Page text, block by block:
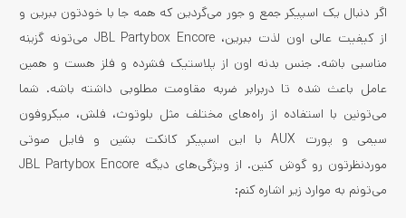
اگر دنبال یک اسپیکر جمع و جور می‌گردین که همه جا با خودتون ببرین و
از کیفیت عالی اون لذت ببرین، JBL Partybox Encore می‌تونه گزینه
مناسبی باشه. جنس بدنه اون از پلاستیک فشرده و فلز هست و همین
عامل باعث شده تا دربرابر ضربه مقاومت مطلوبی داشته باشه. شما
می‌تونین با استفاده از راه‌های مختلف مثل بلوتوث، فلش، میکروفون
سیمی و پورت AUX با این اسپیکر کانکت بشین و فایل صوتی
موردنظرتون رو گوش کنین. از ویژگی‌های دیگه JBL Partybox Encore
می‌تونم به موارد زیر اشاره کنم: